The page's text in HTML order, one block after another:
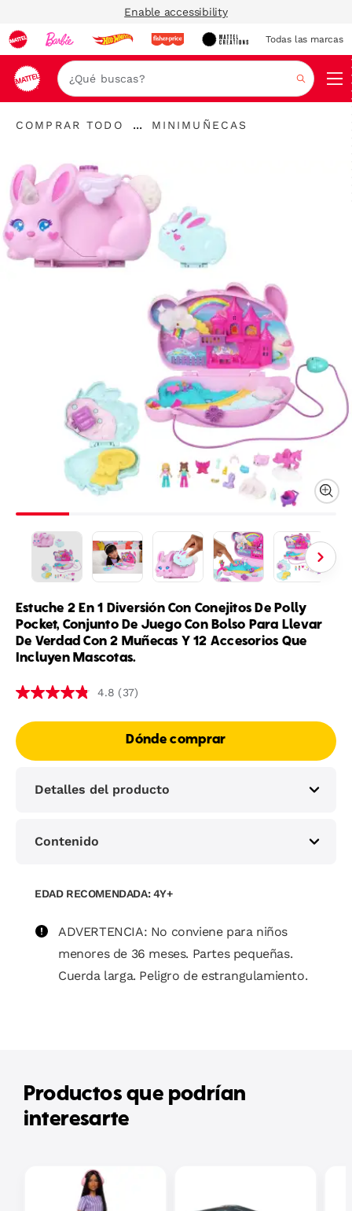
Enable accessibility
Todas las marcas
Buscar
"Comprar
COMPRAR TODO
...
"MINIMUÑECAS
Estuche 2 En 1 Diversión Con Conejitos De Polly
Pocket, Conjunto De Juego Con Bolso Para Llevar
De Verdad Con 2 Muñecas Y 12 Accesorios Que
Incluyen Mascotas.
4.8 (37)
Dónde comprar
Detalles del producto
Contenido
EDAD RECOMENDADA: 4Y+
ADVERTENCIA: No conviene para niños
menores de 36 meses. Partes pequeñas.
Cuerda larga. Peligro de estrangulamiento.
Productos que podrían
interesarte